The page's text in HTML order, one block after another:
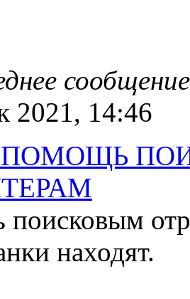
сообщение
2021, 14:46
находят.